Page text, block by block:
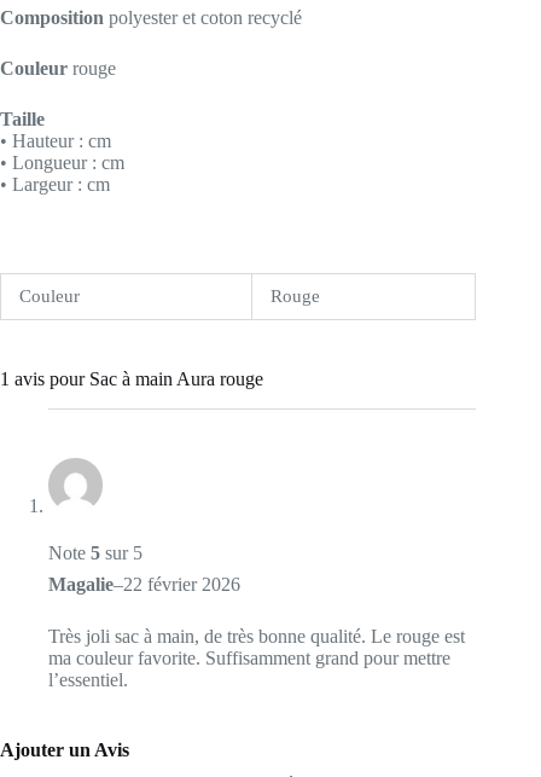
Composition polyester et coton recyclé
Couleur rouge
Taille
• Hauteur : cm
• Longueur : cm
• Largeur : cm
Couleur Rouge
1 avis pour Sac à main Aura rouge
Note 5 sur 5
Magalie–22 février 2026
Très joli sac à main, de très bonne qualité. Le rouge est
ma couleur favorite. Suffisamment grand pour mettre
l’essentiel.
Ajouter un Avis